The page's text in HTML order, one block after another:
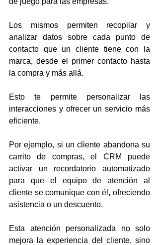
Los mismos permiten recopilar y
analizar datos sobre cada punto de
contacto que un cliente tiene con la
marca, desde el primer contacto hasta
la compra y más allá.
Esto te permite personalizar las
interacciones y ofrecer un servicio más
eficiente.
Por ejemplo, si un cliente abandona su
carrito de compras, el CRM puede
activar un recordatorio automatizado
para que el equipo de atención al
cliente se comunique con él, ofreciendo
asistencia o un descuento.
Esta atención personalizada no solo
mejora la experiencia del cliente, sino